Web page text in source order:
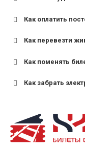
для поездов
для
Как оплатить
Как перевезти
Как поменять
Как забрать
назвав кассиру
предъявив